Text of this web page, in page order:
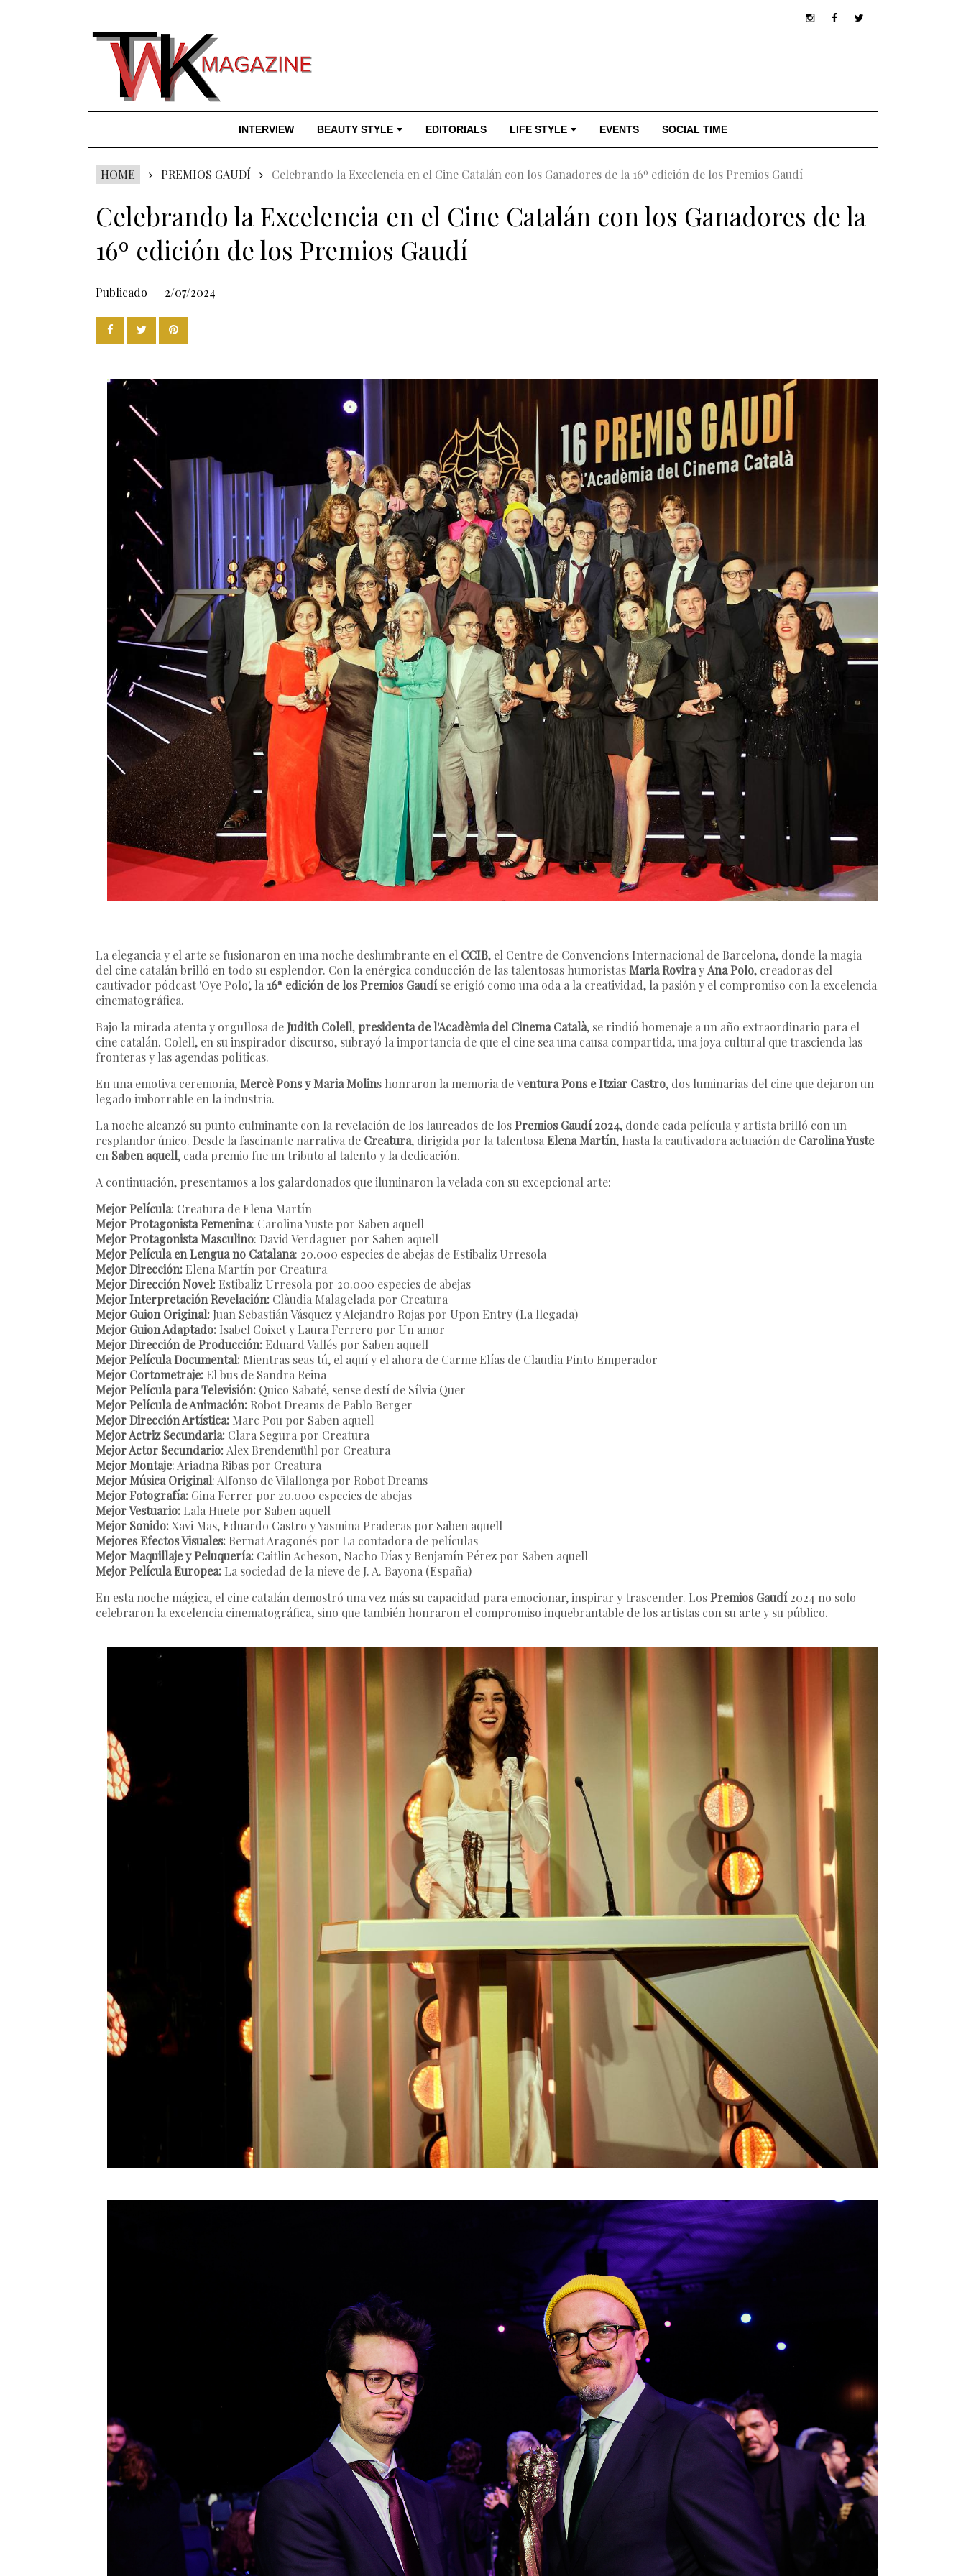
INTERVIEW BEAUTY STYLE EDITORIALS LIFE STYLE EVENTS SOCIAL TIME
HOME PREMIOS GAUDÍ Celebrando la Excelencia en el Cine Catalán con los Ganadores de la 16º edición de los Premios Gaudí
Celebrando la Excelencia en el Cine Catalán con los Ganadores de la
16º edición de los Premios Gaudí
Publicado 2/07/2024
La elegancia y el arte se fusionaron en una noche deslumbrante en el CCIB, el Centre de Convencions Internacional de Barcelona, donde la magia
del cine catalán brilló en todo su esplendor. Con la enérgica conducción de las talentosas humoristasMaria RovirayAna Polo, creadoras del
cautivador pódcast 'Oye Polo', la 16ª edición de los Premios Gaudí se erigió como una oda a la creatividad, la pasión y el compromiso con la excelencia
cinematográfica.
Bajo la mirada atenta y orgullosa deJudith Colell, presidenta de l'Acadèmia del Cinema Català, se rindió homenaje a un año extraordinario para el
cine catalán. Colell, en su inspirador discurso, subrayó la importancia de que el cine sea una causa compartida, una joya cultural que trascienda las
fronteras y las agendas políticas.
En una emotiva ceremonia,Mercè Pons y Maria Molins honraron la memoria de Ventura Pons e Itziar Castro, dos luminarias del cine que dejaron un
legado imborrable en la industria.
La noche alcanzó su punto culminante con la revelación de los laureados de losPremios Gaudí 2024, donde cada película y artista brilló con un
resplandor único. Desde la fascinante narrativa de Creatura, dirigida por la talentosa Elena Martín, hasta la cautivadora actuación de Carolina Yuste
en Saben aquell, cada premio fue un tributo al talento y la dedicación.
A continuación, presentamos a los galardonados que iluminaron la velada con su excepcional arte:
Mejor Película: Creatura de Elena Martín
Mejor Protagonista Femenina: Carolina Yuste por Saben aquell
Mejor Protagonista Masculino: David Verdaguer por Saben aquell
Mejor Película en Lengua no Catalana: 20.000 especies de abejas de Estibaliz Urresola
Mejor Dirección: Elena Martín por Creatura
Mejor Dirección Novel: Estibaliz Urresola por 20.000 especies de abejas
Mejor Interpretación Revelación: Clàudia Malagelada por Creatura
Mejor Guion Original: Juan Sebastián Vásquez y Alejandro Rojas por Upon Entry (La llegada)
Mejor Guion Adaptado: Isabel Coixet y Laura Ferrero por Un amor
Mejor Dirección de Producción: Eduard Vallés por Saben aquell
Mejor Película Documental: Mientras seas tú, el aquí y el ahora de Carme Elías de Claudia Pinto Emperador
Mejor Cortometraje: El bus de Sandra Reina
Mejor Película para Televisión: Quico Sabaté, sense destí de Sílvia Quer
Mejor Película de Animación: Robot Dreams de Pablo Berger
Mejor Dirección Artística: Marc Pou por Saben aquell
Mejor Actriz Secundaria: Clara Segura por Creatura
Mejor Actor Secundario: Alex Brendemühl por Creatura
Mejor Montaje: Ariadna Ribas por Creatura
Mejor Música Original: Alfonso de Vilallonga por Robot Dreams
Mejor Fotografía: Gina Ferrer por 20.000 especies de abejas
Mejor Vestuario: Lala Huete por Saben aquell
Mejor Sonido:Xavi Mas, Eduardo Castro y Yasmina Praderas por Saben aquell
Mejores Efectos Visuales: Bernat Aragonés por La contadora de películas
Mejor Maquillaje y Peluquería: Caitlin Acheson, Nacho Días y Benjamín Pérez por Saben aquell
Mejor Película Europea: La sociedad de la nieve de J. A. Bayona (España)
En esta noche mágica, el cine catalán demostró una vez más su capacidad para emocionar, inspirar y trascender. LosPremios Gaudí 2024 no solo
celebraron la excelencia cinematográfica, sino que también honraron el compromiso inquebrantable de los artistas con su arte y su público.